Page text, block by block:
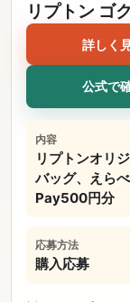
リプトン ゴ
詳しく
公式で
内容
リプトンオリ
バッグ、えら
Pay500円分
応募方法
購入応募